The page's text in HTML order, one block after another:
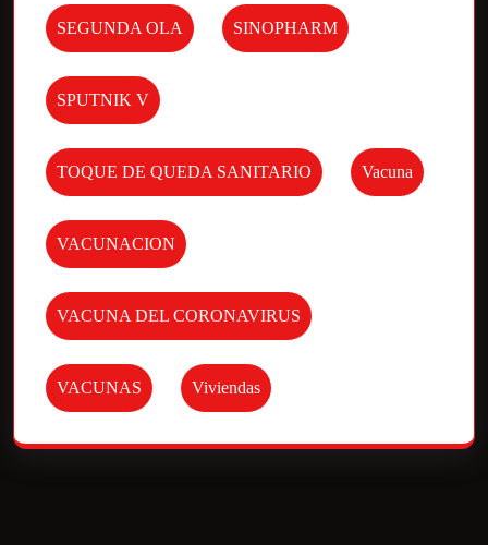
SEGUNDA OLA SINOPHARM
SPUTNIK V
TOQUE DE QUEDA SANITARIO Vacuna
VACUNACION
VACUNA DEL CORONAVIRUS
VACUNAS Viviendas